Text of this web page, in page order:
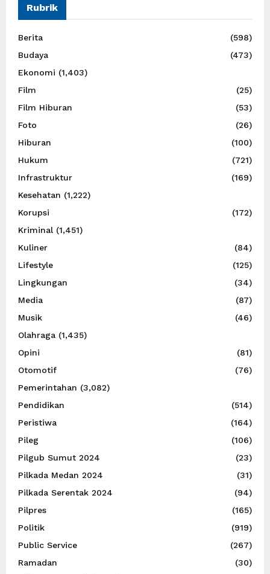
Rubrik
Berita
(598)
Budaya
(473)
Ekonomi (1,403)
Film
(25)
Film Hiburan
(53)
Foto
(26)
Hiburan
(100)
Hukum
(721)
Infrastruktur
(169)
Kesehatan (1,222)
Korupsi
(172)
Kriminal (1,451)
Kuliner
(84)
Lifestyle
(125)
Lingkungan
(34)
Media
(87)
Musik
(46)
Olahraga (1,435)
Opini
(81)
Otomotif
(76)
Pemerintahan (3,082)
Pendidikan
(514)
Peristiwa
(164)
Pileg
(106)
Pilgub Sumut 2024
(23)
Pilkada Medan 2024
(31)
Pilkada Serentak 2024
(94)
Pilpres
(165)
Politik
(919)
Public Service
(267)
Ramadan
(30)